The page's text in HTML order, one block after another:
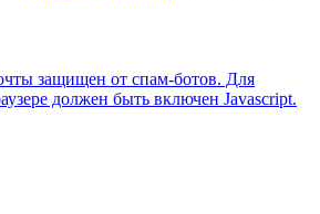
защищен от спам-ботов. Для
должен быть включен Javascript.